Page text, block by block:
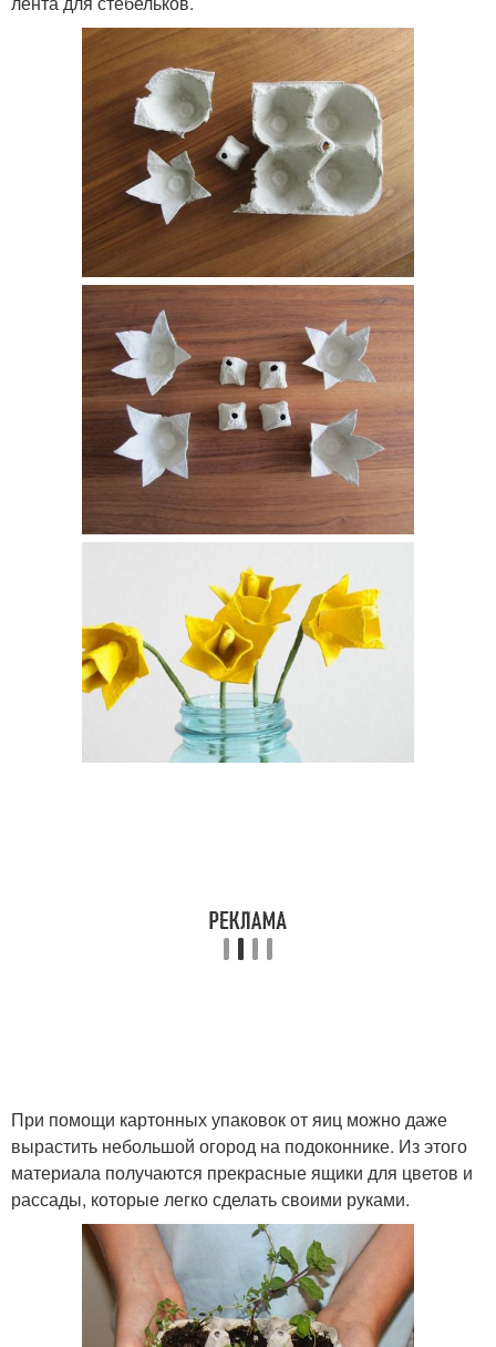
При помощи картонных упаковок от яиц можно даже
вырастить небольшой огород на подоконнике. Из этого
материала получаются прекрасные ящики для цветов и
рассады, которые легко сделать своими руками.